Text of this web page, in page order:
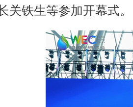
关铁生等参加开幕式。